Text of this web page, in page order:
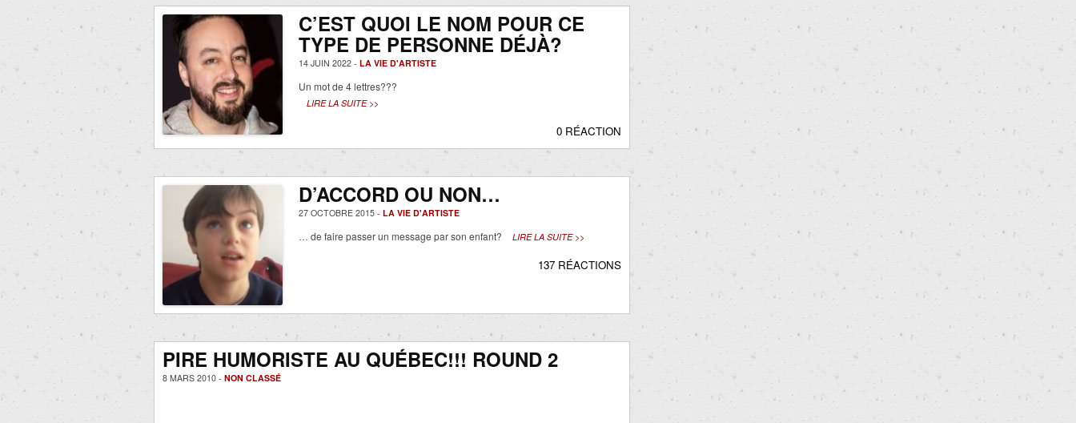
C’EST QUOI LE NOM POUR CE
TYPE DE PERSONNE DÉJÀ?
14 JUIN 2022 - LA VIE D'ARTISTE
Un mot de 4 lettres???
LIRE LA SUITE >>
0 RÉACTION
D’ACCORD OU NON…
27 OCTOBRE 2015 - LA VIE D'ARTISTE
… de faire passer un message par son enfant? LIRE LA SUITE >>
137 RÉACTIONS
PIRE HUMORISTE AU QUÉBEC!!! ROUND 2
8 MARS 2010 - NON CLASSÉ